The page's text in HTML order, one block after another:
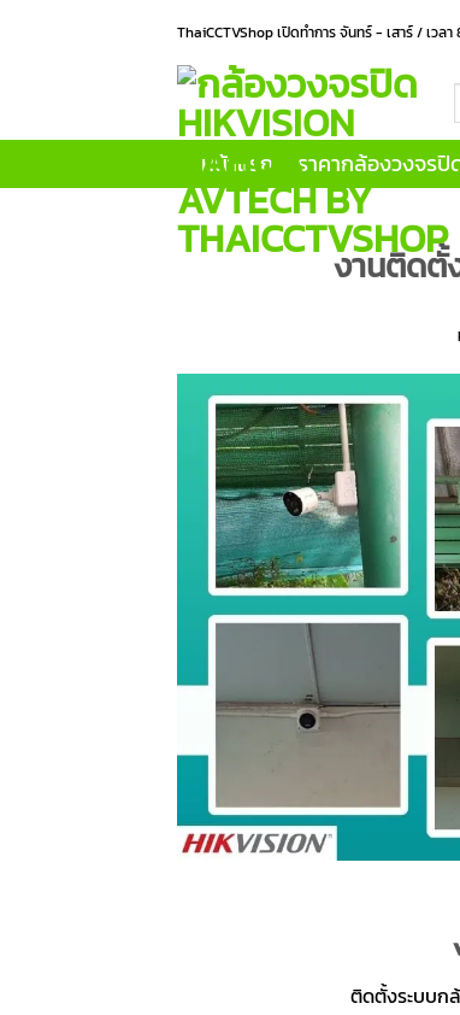
ThaiCCTVShop เปิดทำการ จันทร์ - เสาร์ / เว
หน้าแรก ราคากล้องวงจรปิ
งานติดตั้
ติดตั้งระบบก